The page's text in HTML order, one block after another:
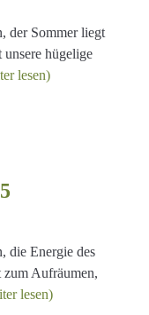
der Sommer liegt
unsere hügelige
lesen)
die Energie des
Aufräumen,
lesen)